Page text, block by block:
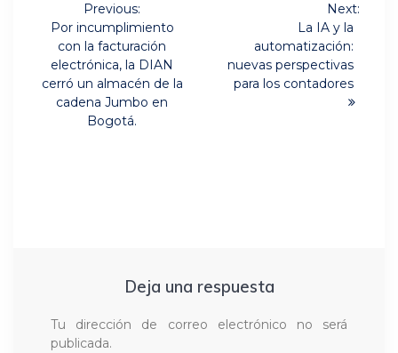
entradas
Previous:
Previous
post:
Por incumplimiento
con la facturación
electrónica, la DIAN
cerró un almacén de la
cadena Jumbo en
Bogotá.
Next:
La IA y la
automatización:
nuevas perspectivas
para los contadores
Deja una respuesta
Tu dirección de correo electrónico no será
publicada.